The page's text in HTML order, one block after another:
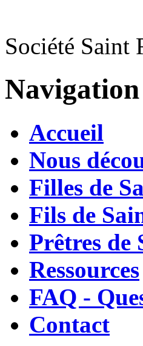
Société Saint
Navigation
Accueil
Nous
Filles de
Fils de
Prêtres de
Ressources
FAQ -
Contact